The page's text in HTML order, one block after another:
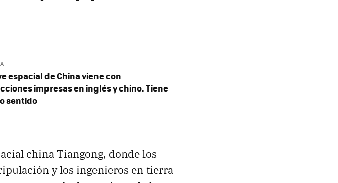
espacial de China viene con
impresas en inglés y chino. Tiene
sentido
china Tiangong, donde los
y los ingenieros en tierra